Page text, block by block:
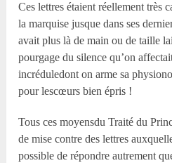
Ces lettres étaient réellement très
la marquise jusque dans ses
avait plus là de main ou de taille
pourgage du silence qu’on
incréduledont on arme sa
pour lescœurs bien épris !
Tous ces moyensdu Traité du
de mise contre des lettres
possible de répondre autrement